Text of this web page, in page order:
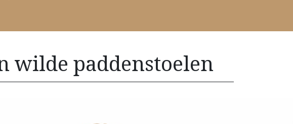
wilde paddenstoelen